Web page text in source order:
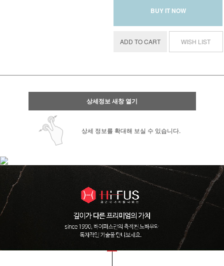
BUY IT NOW
ADD TO CART WISH LIST
상세정보 새창 열기
상세 정보를 확대해 보실 수 있습니다.